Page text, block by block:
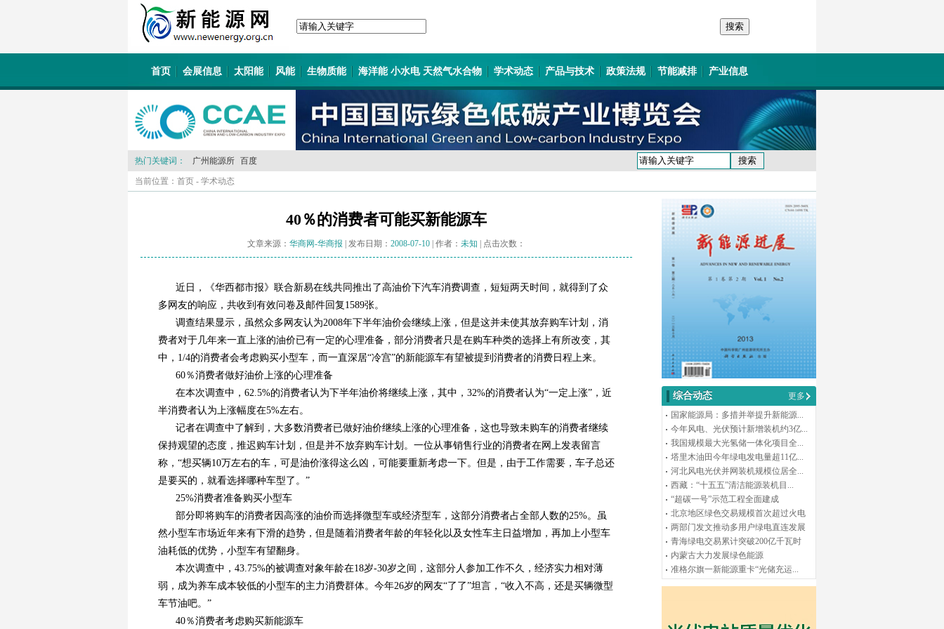
首页 会展信息 太阳能 风能 生物质能 海洋能 小水电 天然气水合物 学术动态 产品与技术 政策法规 节能减排 产业信息
热门关键词： 广州能源所 百度
当前位置： 首页 - 学术动态
40％的消费者可能买新能源车
文章来源： 华商网-华商报 | 发布日期： 2008-07-10 | 作者： 未知 | 点击次数：
近日，《华西都市报》联合新易在线共同推出了高油价下汽车消费调查，短短两天时间，就得到了众
多网友的响应，共收到有效问卷及邮件回复1589张。
调查结果显示，虽然众多网友认为2008年下半年油价会继续上涨，但是这并未使其放弃购车计划，消
费者对于几年来一直上涨的油价已有一定的心理准备，部分消费者只是在购车种类的选择上有所改变，其
中，1/4的消费者会考虑购买小型车，而一直深居“冷宫”的新能源车有望被提到消费者的消费日程上来。
60％消费者做好油价上涨的心理准备
在本次调查中，62.5%的消费者认为下半年油价将继续上涨，其中，32%的消费者认为“一定上涨”，近
半消费者认为上涨幅度在5%左右。
记者在调查中了解到，大多数消费者已做好油价继续上涨的心理准备，这也导致未购车的消费者继续
保持观望的态度，推迟购车计划，但是并不放弃购车计划。一位从事销售行业的消费者在网上发表留言
称，“想买辆10万左右的车，可是油价涨得这么凶，可能要重新考虑一下。但是，由于工作需要，车子总还
是要买的，就看选择哪种车型了。”
25%消费者准备购买小型车
部分即将购车的消费者因高涨的油价而选择微型车或经济型车，这部分消费者占全部人数的25%。虽
然小型车市场近年来有下滑的趋势，但是随着消费者年龄的年轻化以及女性车主日益增加，再加上小型车
油耗低的优势，小型车有望翻身。
本次调查中，43.75%的被调查对象年龄在18岁-30岁之间，这部分人参加工作不久，经济实力相对薄
弱，成为养车成本较低的小型车的主力消费群体。今年26岁的网友“了了”坦言，“收入不高，还是买辆微型
车节油吧。”
40％消费者考虑购买新能源车
综合动态
更多
国家能源局：多措并举提升新能源...
今年风电、光伏预计新增装机约3亿...
我国规模最大光氢储一体化项目全...
塔里木油田今年绿电发电量超11亿...
河北风电光伏并网装机规模位居全...
西藏：“十五五”清洁能源装机目...
“超碳一号”示范工程全面建成
北京地区绿色交易规模首次超过火电
两部门发文推动多用户绿电直连发展
青海绿电交易累计突破200亿千瓦时
内蒙古大力发展绿色能源
准格尔旗一新能源重卡“光储充运...